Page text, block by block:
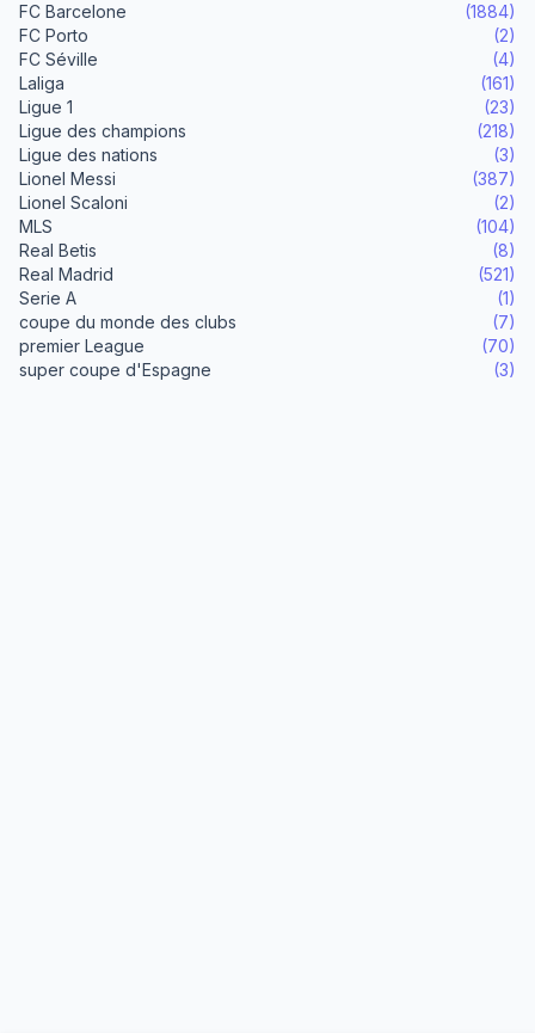
FC Barcelone
(1884)
FC Porto
(2)
FC Séville
(4)
Laliga
(161)
Ligue 1
(23)
Ligue des champions
(218)
Ligue des nations
(3)
Lionel Messi
(387)
Lionel Scaloni
(2)
MLS
(104)
Real Betis
(8)
Real Madrid
(521)
Serie A
(1)
coupe du monde des clubs
(7)
premier League
(70)
super coupe d'Espagne
(3)